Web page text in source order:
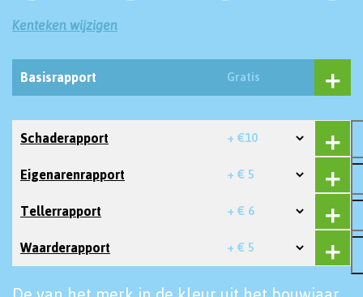
Kenteken wijzigen
Basisrapport Gratis
Schaderapport + €10
Eigenarenrapport + € 5
Tellerrapport + € 6
Waarderapport + € 5